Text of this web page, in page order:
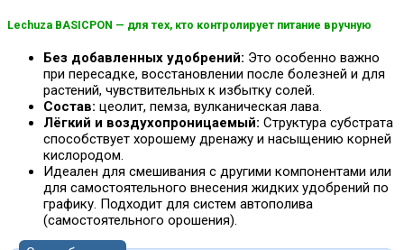
Lechuza BASICPON — для тех, кто контролирует питание вручную
Без добавленных удобрений: Это особенно важно
при пересадке, восстановлении после болезней и для
растений, чувствительных к избытку солей.
Состав: цеолит, пемза, вулканическая лава.
Лёгкий и воздухопроницаемый: Структура субстрата
способствует хорошему дренажу и насыщению корней
кислородом.
Идеален для смешивания с другими компонентами или
для самостоятельного внесения жидких удобрений по
графику. Подходит для систем автополива
(самостоятельного орошения).